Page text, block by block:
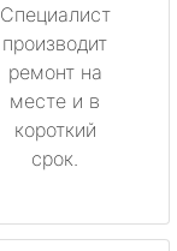
Специалист
производит
ремонт на
месте и в
короткий
срок.